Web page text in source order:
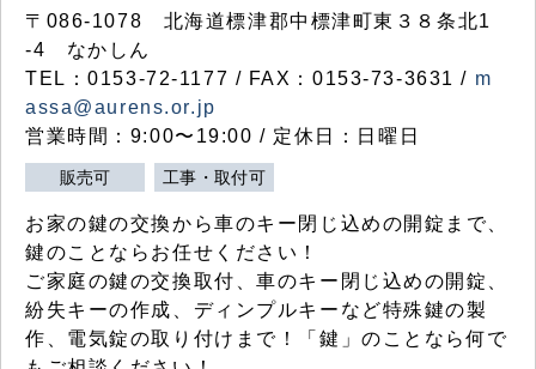
〒086-1078 北海道標津郡中標津町東３８条北1
-4 なかしん
TEL：0153-72-1177 / FAX：0153-73-3631 / m
assa@aurens.or.jp
営業時間：9:00〜19:00 / 定休日：日曜日
販売可 工事・取付可
お家の鍵の交換から車のキー閉じ込めの開錠まで、
鍵のことならお任せください！
ご家庭の鍵の交換取付、車のキー閉じ込めの開錠、
紛失キーの作成、ディンプルキーなど特殊鍵の製
作、電気錠の取り付けまで！「鍵」のことなら何で